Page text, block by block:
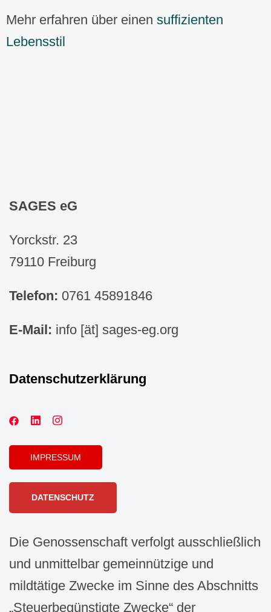
Mehr erfahren über einen suffizienten
Lebensstil
SAGES eG
Yorckstr. 23
79110 Freiburg
Telefon: 0761 45891846
E-Mail: info [ät] sages-eg.org
Datenschutzerklärung
IMPRESSUM
DATENSCHUTZ
Die Genossenschaft verfolgt ausschließlich
und unmittelbar gemeinnützige und
mildtätige Zwecke im Sinne des Abschnitts
„Steuerbegünstigte Zwecke“ der